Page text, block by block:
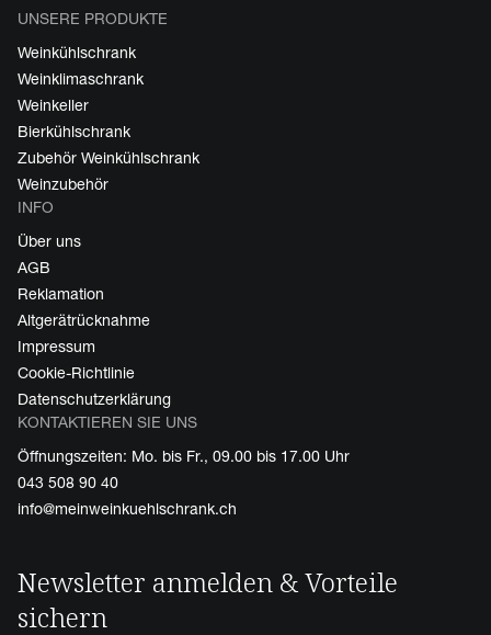
UNSERE PRODUKTE
Weinkühlschrank
Weinklimaschrank
Weinkeller
Bierkühlschrank
Zubehör Weinkühlschrank
Weinzubehör
INFO
Über uns
AGB
Reklamation
Altgerätrücknahme
Impressum
Cookie-Richtlinie
Datenschutzerklärung
KONTAKTIEREN SIE UNS
Öffnungszeiten: Mo. bis Fr., 09.00 bis 17.00 Uhr
043 508 90 40
info@meinweinkuehlschrank.ch
Newsletter anmelden & Vorteile
sichern